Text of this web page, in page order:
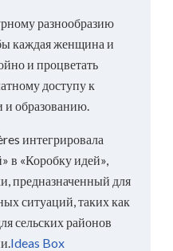
разнообразию
каждая женщина и
и процветать
доступу к
образованию.
интегрировала
в «Коробку идей»,
предназначенный для
ситуаций, таких как
сельских районов
Ideas Box